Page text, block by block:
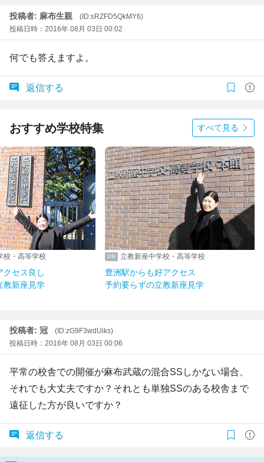
投稿者: 麻布生親
(ID:sRZFD5QkMY6)
投稿日時：2016年 08月 03日 00:02
何でも答えますよ。
返信する
おすすめ学校特集 すべて見る
校・高等学校
クセス良し
教新座見学
立教新座中学校・高等学校
豊洲駅からも好アクセス
予約要らずの立教新座見学
投稿者: 冠
(ID:zG9F3wdUiks)
投稿日時：2016年 08月 03日 00:06
平常の校舎での開催が麻布武蔵の混合SSしかない場合、
それでも大丈夫ですか？それとも単独SSのある校舎まで
遠征した方が良いですか？
返信する